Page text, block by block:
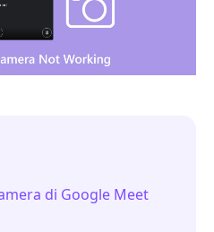
di Google Meet